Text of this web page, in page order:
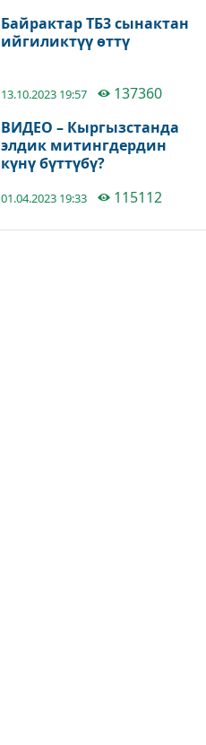
Байрактар ТБ3 сынактан
ийгиликтүү өттү
13.10.2023 19:57 137360
ВИДЕО – Кыргызстанда
элдик митингдердин
күнү бүттүбү?
01.04.2023 19:33 115112